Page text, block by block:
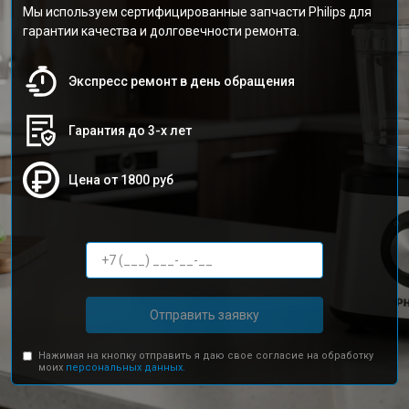
Мы используем сертифицированные запчасти Philips для
гарантии качества и долговечности ремонта.
Экспресс ремонт в день обращения
Гарантия до 3-х лет
Цена от 1800 руб
Отправить заявку
Нажимая на кнопку отправить я даю свое согласие на обработку
моих персональных данных.